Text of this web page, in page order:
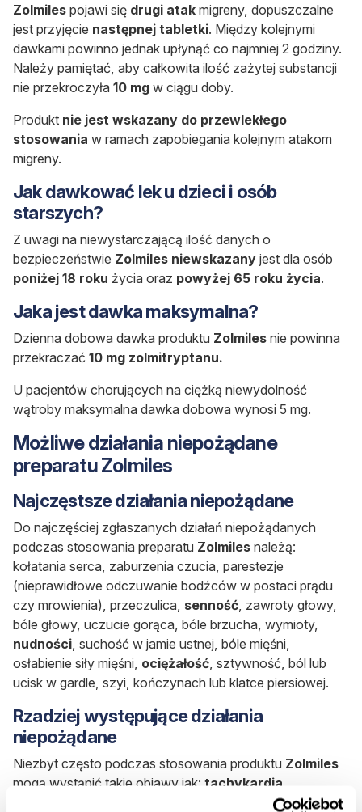
Zolmiles pojawi się drugi atak migreny, dopuszczalne
jest przyjęcie następnej tabletki. Między kolejnymi
dawkami powinno jednak upłynąć co najmniej 2 godziny.
Należy pamiętać, aby całkowita ilość zażytej substancji
nie przekroczyła 10 mg w ciągu doby.
Produkt nie jest wskazany do przewlekłego
stosowania w ramach zapobiegania kolejnym atakom
migreny.
Jak dawkować lek u dzieci i osób
starszych?
Z uwagi na niewystarczającą ilość danych o
bezpieczeństwie Zolmiles niewskazany jest dla osób
poniżej 18 roku życia oraz powyżej 65 roku życia.
Jaka jest dawka maksymalna?
Dzienna dobowa dawka produktu Zolmiles nie powinna
przekraczać 10 mg zolmitryptanu.
U pacjentów chorujących na ciężką niewydolność
wątroby maksymalna dawka dobowa wynosi 5 mg.
Możliwe działania niepożądane
preparatu Zolmiles
Najczęstsze działania niepożądane
Do najczęściej zgłaszanych działań niepożądanych
podczas stosowania preparatu Zolmiles należą:
kołatania serca, zaburzenia czucia, parestezje
(nieprawidłowe odczuwanie bodźców w postaci prądu
czy mrowienia), przeczulica, senność, zawroty głowy,
bóle głowy, uczucie gorąca, bóle brzucha, wymioty,
nudności, suchość w jamie ustnej, bóle mięśni,
osłabienie siły mięśni, ociężałość, sztywność, ból lub
ucisk w gardle, szyi, kończynach lub klatce piersiowej.
Rzadziej występujące działania
niepożądane
Niezbyt często podczas stosowania produktu Zolmiles
mogą wystąpić takie objawy jak: tachykardia
(przyspieszenie akcji serca), zwiększenie ciśnienia